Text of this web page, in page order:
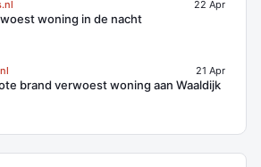
22 Apr
woning in de nacht
21 Apr
brand verwoest woning aan Waaldijk